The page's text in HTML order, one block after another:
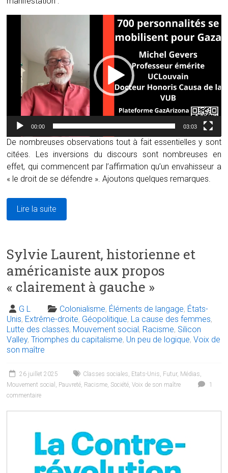
00:00 03:03
De nombreuses observations tout à fait essentielles y sont
citées. Les inversions du discours sont nombreuses en
effet, qui commencent par l’affirmation qu’un envahisseur a
« le droit de se défendre ». Ajoutons quelques remarques.
Lire la suite
Sylvie Laurent, historienne et
américaniste aux propos
« clairement à gauche »
G L Colonialisme, Éléments de langage, États-
Unis, Extrême-droite, Géopolitique, La cause des femmes,
Lutte des classes, Mouvement social , Racisme, Silicon
Valley,Triomphes du capitalisme, Un peu de logique,Voix de
son maître
26 juillet 2025 Classes sociales, Etats-Unis, Futur, Médias,
Mouvement social , Pauvreté, Racisme, Société,Voix de son maître
1
commentaire